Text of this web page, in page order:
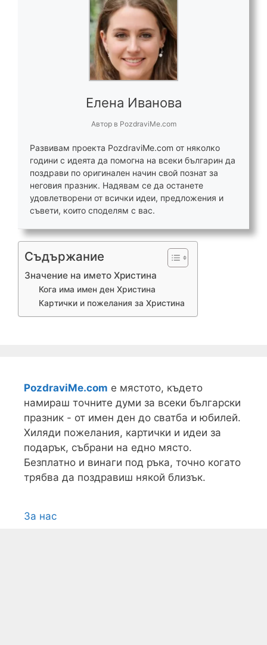
Елена Иванова
Автор в PozdraviMe.com
Развивам проекта PozdraviMe.com от няколко
години с идеята да помогна на всеки българин да
поздрави по оригинален начин свой познат за
неговия празник. Надявам се да останете
удовлетворени от всички идеи, предложения и
съвети, които споделям с вас.
Съдържание
Значение на името Христина
Кога има имен ден Христина
Картички и пожелания за Христина
PozdraviMe.com е мястото, където
намираш точните думи за всеки български
празник - от имен ден до сватба и юбилей.
Хиляди пожелания, картички и идеи за
подарък, събрани на едно място.
Безплатно и винаги под ръка, точно когато
трябва да поздравиш някой близък.
За нас